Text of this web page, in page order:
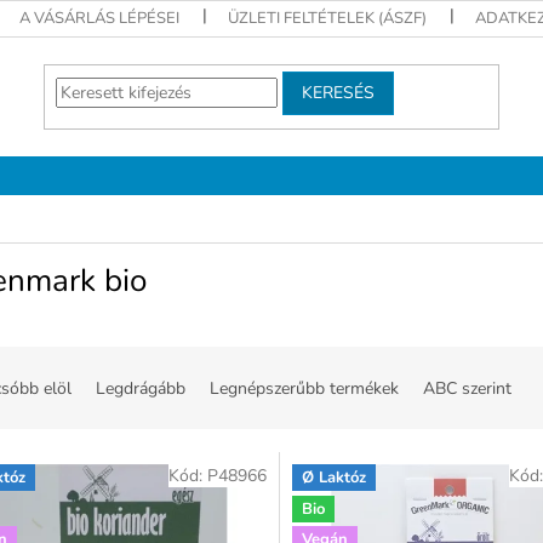
A VÁSÁRLÁS LÉPÉSEI ÜZLETI FELTÉTELEK (ÁSZF)
KERESÉS
bio
elöl Legdrágább Legnépszerűbb termékek ABC szerint
Kód: P48966
Ø Laktóz
Bio
Kód: